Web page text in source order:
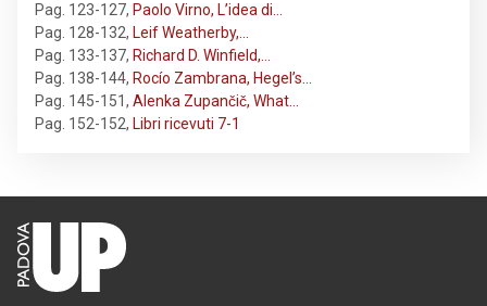
Pag. 123-127, Paolo Virno, L’idea di…
Pag. 128-132, Leif Weatherby,…
Pag. 133-137, Richard D. Winfield,…
Pag. 138-144, Rocío Zambrana, Hegel’s…
Pag. 145-151, Alenka Zupančič, What…
Pag. 152-152, Libri ricevuti 7-1